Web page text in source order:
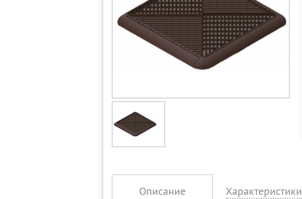
Описание Характеристики